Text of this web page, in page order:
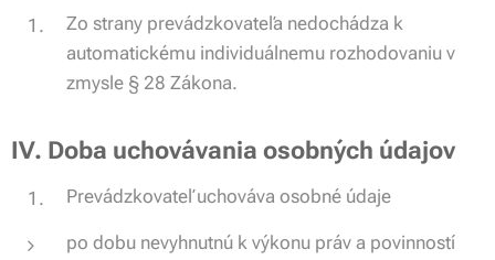
Zo strany prevádzkovateľa nedochádza k
automatickému individuálnemu rozhodovaniu v
zmysle § 28 Zákona.
IV. Doba uchovávania osobných údajov
Prevádzkovateľ uchováva osobné údaje
po dobu nevyhnutnú k výkonu práv a povinností